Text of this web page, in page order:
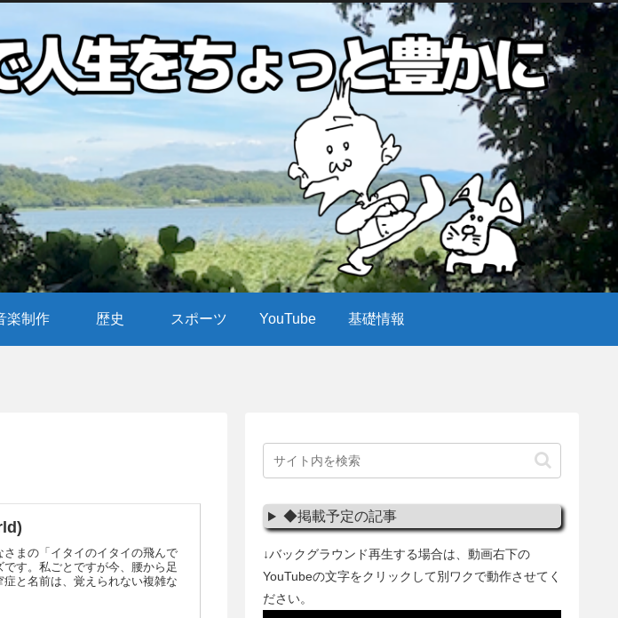
楽制作 歴史 スポーツ YouTube 基礎情報
まの「イタイのイタイの飛んで
す。私ごとですが今、腰から足
と名前は、覚えられない複雑な
◆掲載予定の記事
↓バックグラウンド再生する場合は、動画右下の
YouTubeの文字をクリックして別ワクで動作させてく
ださい。